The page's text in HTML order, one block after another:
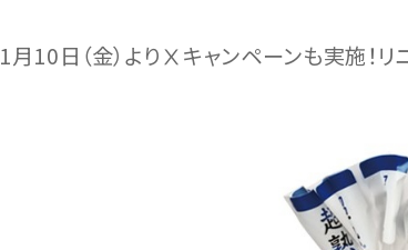
1月10日（金）よりⅩキャンペーンも実施！